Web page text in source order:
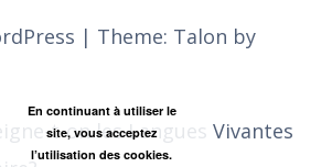
| Theme: Talon by
t-on les Langues Vivantes
En continuant à utiliser le
site, vous acceptez
l’utilisation des cookies.